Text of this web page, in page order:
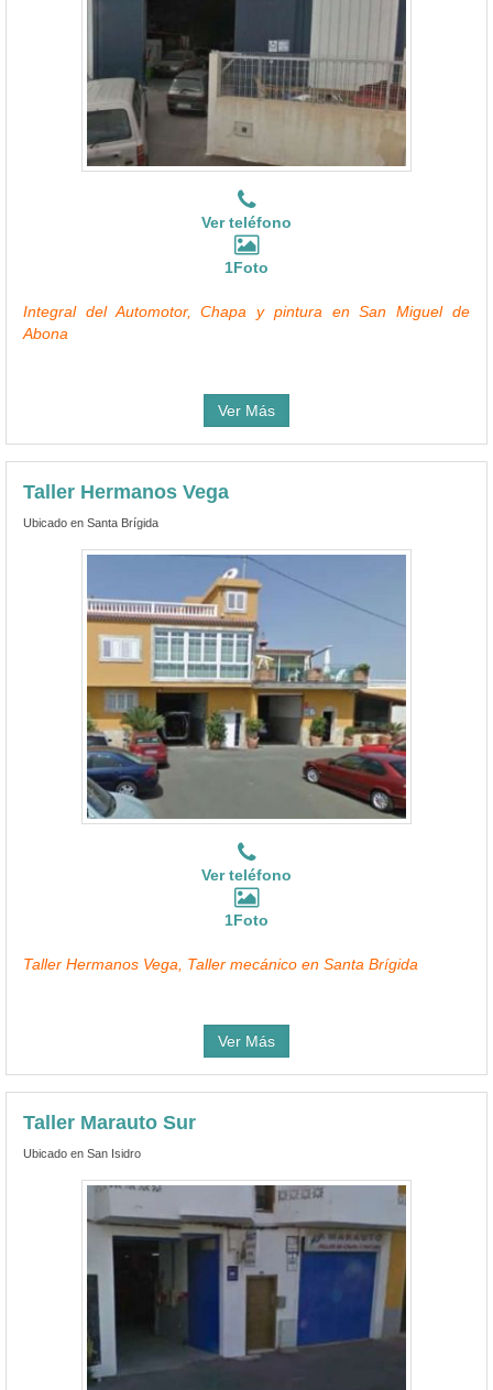
Ver teléfono
1Foto
Integral del Automotor, Chapa y pintura en San Miguel de
Abona
Ver Más
Taller Hermanos Vega
Ubicado en Santa Brígida
Ver teléfono
1Foto
Taller Hermanos Vega, Taller mecánico en Santa Brígida
Ver Más
Taller Marauto Sur
Ubicado en San Isidro